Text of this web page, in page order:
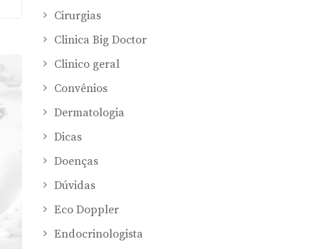
Cirurgias
Clinica Big Doctor
Clinico geral
Convênios
Dermatologia
Dicas
Doenças
Dúvidas
Eco Doppler
Endocrinologista